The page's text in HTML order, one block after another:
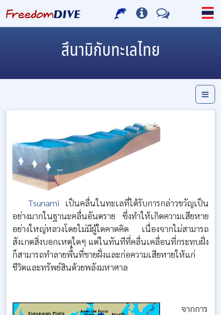
สึนามิกับทะเลไทย
Tsunami เป็นคลื่นในทะเลที่ได้รับการกล่าวขวัญเป็น
อย่างมากในฐานะคลื่นอันตราย ซึ่งทำให้เกิดความเสียหาย
อย่างใหญ่หลวงโดยไม่มีผู้ใดคาดคิด เนื่องจากไม่สามารถ
สังเกตสิ่งบอกเหตุใดๆ แต่ในทันทีที่คลื่นเคลื่อนที่กระทบฝั่ง
ก็สามารถทำลายพื้นที่ชายฝั่งและก่อความเสียหายให้แก่
ชีวิตและทรัพย์สินด้วยพลังมหาศาล
จากการ